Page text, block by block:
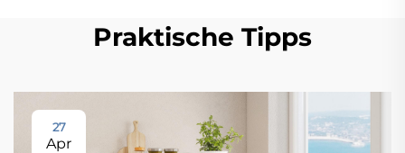
Praktische Tipps
27
Apr